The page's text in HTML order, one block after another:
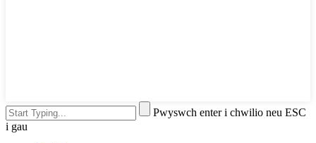
Pwyswch enter i chwilio neu ESC
i gau